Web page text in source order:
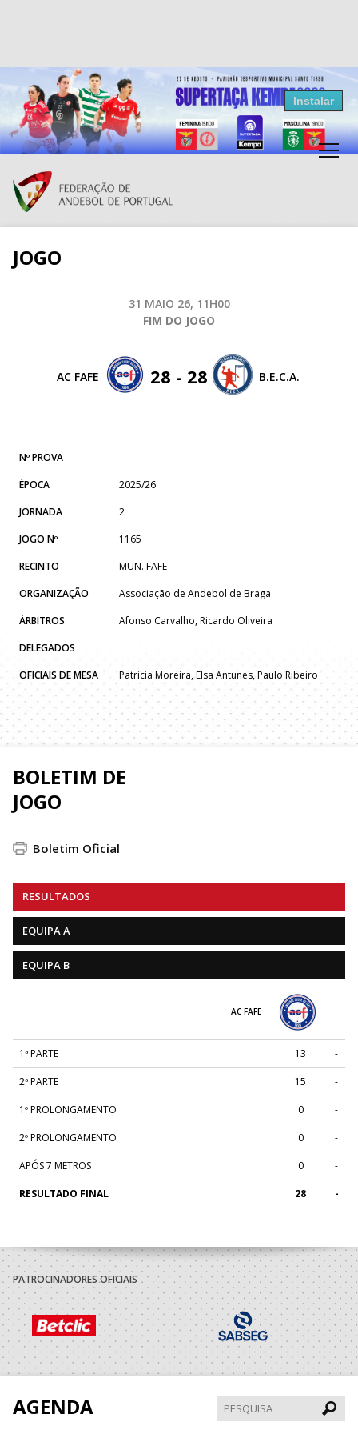
Resultados Andebol
Federação de Andebol de Portugal
Grátis - Disponivel na Play Store
Instalar
JOGO
31 MAIO 26, 11H00
FIM DO JOGO
AC FAFE 28 - 28 B.E.C.A.
Nº PROVA
ÉPOCA
2025/26
JORNADA
2
JOGO Nº
1165
RECINTO
MUN. FAFE
ORGANIZAÇÃO
Associação de Andebol de Braga
ÁRBITROS
Afonso Carvalho, Ricardo Oliveira
DELEGADOS
OFICIAIS DE MESA
Patricia Moreira, Elsa Antunes, Paulo Ribeiro
BOLETIM DE
JOGO
Boletim Oficial
RESULTADOS
EQUIPA A
EQUIPA B
AC FAFE
1ª PARTE 13 -
2ª PARTE 15 -
1º PROLONGAMENTO 0 -
2º PROLONGAMENTO 0 -
APÓS 7 METROS 0 -
RESULTADO FINAL 28 -
PATROCINADORES OFICIAIS
AGENDA